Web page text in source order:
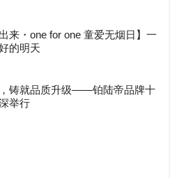
来・one for one 童爱无烟日】一
的明天
铸就品质升级——铂陆帝品牌十
举行